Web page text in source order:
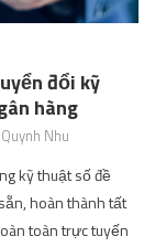
đổi kỹ
hàng
Quynh Nhu
kỹ thuật số đề
hoàn thành tất
toàn trực tuyến